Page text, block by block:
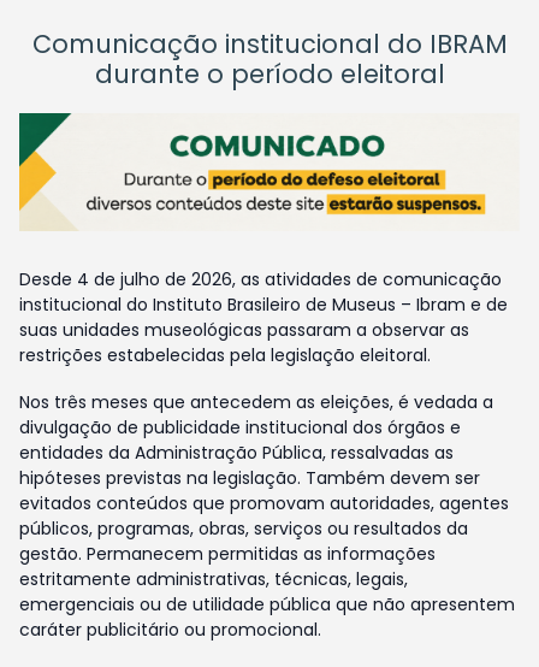
Comunicação institucional do IBRAM
durante o período eleitoral
Desde 4 de julho de 2026, as atividades de comunicação
institucional do Instituto Brasileiro de Museus – Ibram e de
suas unidades museológicas passaram a observar as
restrições estabelecidas pela legislação eleitoral.
Nos três meses que antecedem as eleições, é vedada a
divulgação de publicidade institucional dos órgãos e
entidades da Administração Pública, ressalvadas as
hipóteses previstas na legislação. Também devem ser
evitados conteúdos que promovam autoridades, agentes
públicos, programas, obras, serviços ou resultados da
gestão. Permanecem permitidas as informações
estritamente administrativas, técnicas, legais,
emergenciais ou de utilidade pública que não apresentem
caráter publicitário ou promocional.